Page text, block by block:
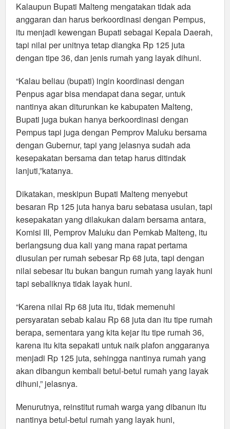
Kalaupun Bupati Malteng mengatakan tidak ada
anggaran dan harus berkoordinasi dengan Pempus,
itu menjadi kewengan Bupati sebagai Kepala Daerah,
tapi nilai per unitnya tetap diangka Rp 125 juta
dengan tipe 36, dan jenis rumah yang layak dihuni.
“Kalau beliau (bupati) ingin koordinasi dengan
Penpus agar bisa mendapat dana segar, untuk
nantinya akan diturunkan ke kabupaten Malteng,
Bupati juga bukan hanya berkoordinasi dengan
Pempus tapi juga dengan Pemprov Maluku bersama
dengan Gubernur, tapi yang jelasnya sudah ada
kesepakatan bersama dan tetap harus ditindak
lanjuti,”katanya.
Dikatakan, meskipun Bupati Malteng menyebut
besaran Rp 125 juta hanya baru sebatasa usulan, tapi
kesepakatan yang dilakukan dalam bersama antara,
Komisi III, Pemprov Maluku dan Pemkab Malteng, itu
berlangsung dua kali yang mana rapat pertama
diusulan per rumah sebesar Rp 68 juta, tapi dengan
nilai sebesar itu bukan bangun rumah yang layak huni
tapi sebaliknya tidak layak huni.
“Karena nilai Rp 68 juta itu, tidak memenuhi
persyaratan sebab kalau Rp 68 juta dan itu tipe rumah
berapa, sementara yang kita kejar itu tipe rumah 36,
karena itu kita sepakati untuk naik plafon anggaranya
menjadi Rp 125 juta, sehingga nantinya rumah yang
akan dibangun kembali betul-betul rumah yang layak
dihuni,” jelasnya.
Menurutnya, reinstitut rumah warga yang dibanun itu
nantinya betul-betul rumah yang layak huni,